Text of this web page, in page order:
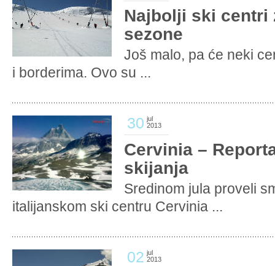
Najbolji ski centri
sezone
Još malo, pa će neki
i borderima. Ovo su ...
30 jul
2013
Cervinia –
skijanja
Sredinom jula proveli
italijanskom ski centru Cervinia ...
02 jul
2013